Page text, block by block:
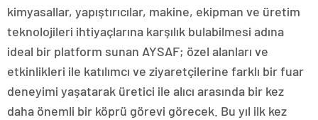
kimyasallar, yapıştırıcılar, makine, ekipman ve üretim
teknolojileri ihtiyaçlarına karşılık bulabilmesi adına
ideal bir platform sunan AYSAF; özel alanları ve
etkinlikleri ile katılımcı ve ziyaretçilerine farklı bir fuar
deneyimi yaşatarak üretici ile alıcı arasında bir kez
daha önemli bir köprü görevi görecek. Bu yıl ilk kez